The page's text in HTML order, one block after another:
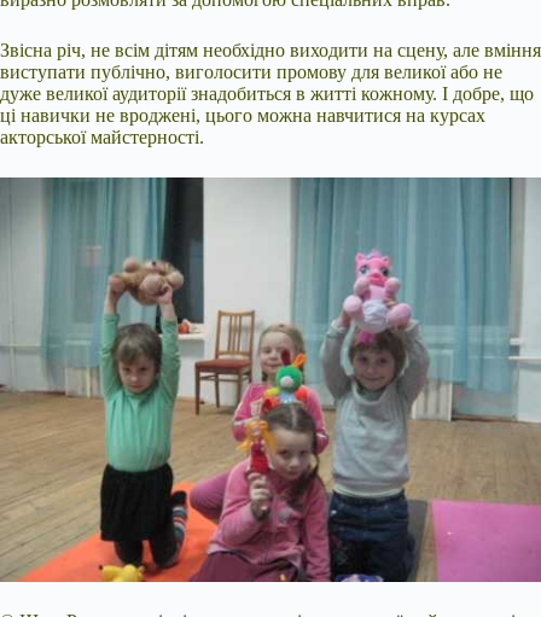
Звісна річ, не всім дітям необхідно виходити на сцену, але вміння
виступати публічно, виголосити промову для великої або не
дуже великої аудиторії знадобиться в житті кожному. І добре, що
ці навички не вроджені, цього можна навчитися на курсах
акторської майстерності.